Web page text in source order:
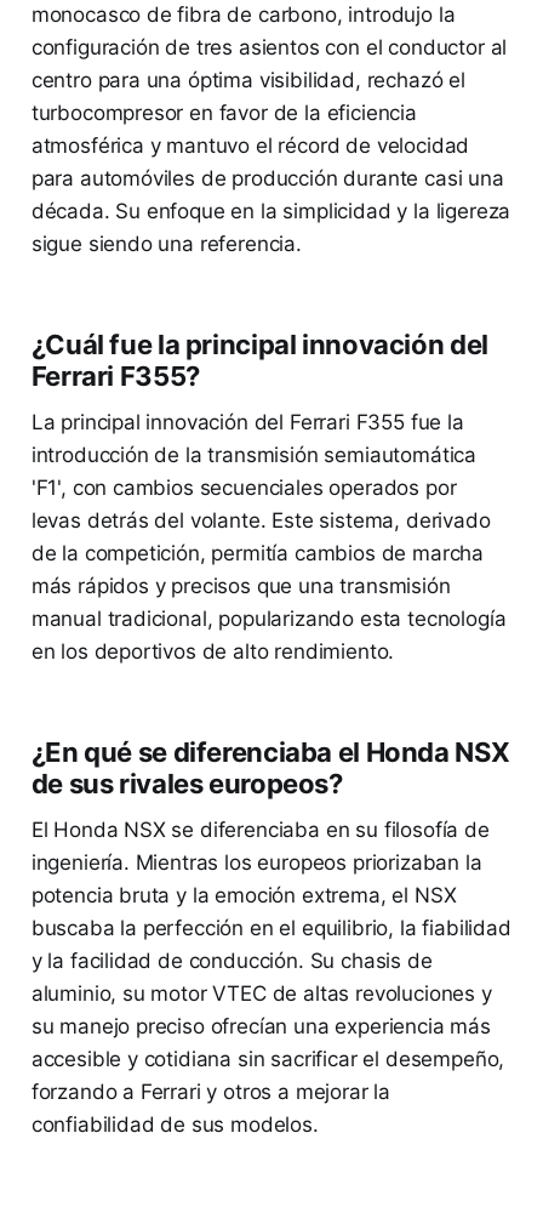
monocasco de fibra de carbono, introdujo la
configuración de tres asientos con el conductor al
centro para una óptima visibilidad, rechazó el
turbocompresor en favor de la eficiencia
atmosférica y mantuvo el récord de velocidad
para automóviles de producción durante casi una
década. Su enfoque en la simplicidad y la ligereza
sigue siendo una referencia.
¿Cuál fue la principal innovación del
Ferrari F355?
La principal innovación del Ferrari F355 fue la
introducción de la transmisión semiautomática
'F1', con cambios secuenciales operados por
levas detrás del volante. Este sistema, derivado
de la competición, permitía cambios de marcha
más rápidos y precisos que una transmisión
manual tradicional, popularizando esta tecnología
en los deportivos de alto rendimiento.
¿En qué se diferenciaba el Honda NSX
de sus rivales europeos?
El Honda NSX se diferenciaba en su filosofía de
ingeniería. Mientras los europeos priorizaban la
potencia bruta y la emoción extrema, el NSX
buscaba la perfección en el equilibrio, la fiabilidad
y la facilidad de conducción. Su chasis de
aluminio, su motor VTEC de altas revoluciones y
su manejo preciso ofrecían una experiencia más
accesible y cotidiana sin sacrificar el desempeño,
forzando a Ferrari y otros a mejorar la
confiabilidad de sus modelos.